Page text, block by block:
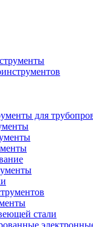
для
стали